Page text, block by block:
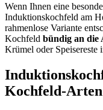
Wenn Ihnen eine
Induktionskochfeld am
rahmenlose Variante
Kochfeld bündig an die
Krümel oder Speisereste
Kochfeld-Arten